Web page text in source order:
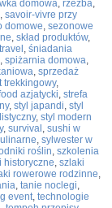
domowa, rzeźba,
, savoir-vivre przy
domowe, sezonowe
, skład produktów,
, śniadania
, spiżarnia domowa,
, sprzedaż
trekkingowy,
azjatycki, strefa
, styl japandi, styl
, styl modern
, survival , sushi w
, sylwester w
roślin, szkolenia
historyczne, szlaki
rowerowe rodzinne,
, tanie noclegi,
event, technologie